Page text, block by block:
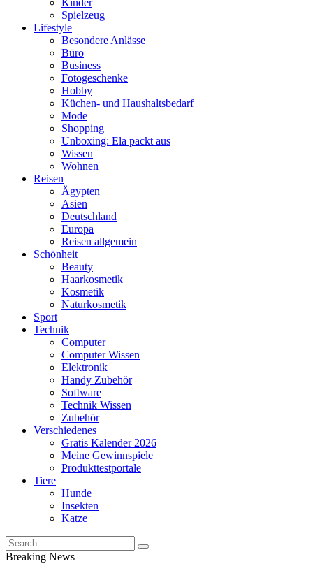
Spielzeug
Lifestyle
Besondere Anlässe
Büro
Business
Fotogeschenke
Hobby
Küchen- und Haushaltsbedarf
Mode
Shopping
Unboxing: Ela packt aus
Wissen
Wohnen
Reisen
Ägypten
Asien
Deutschland
Europa
Reisen allgemein
Schönheit
Beauty
Haarkosmetik
Kosmetik
Naturkosmetik
Sport
Technik
Computer
Computer Wissen
Elektronik
Handy Zubehör
Software
Technik Wissen
Zubehör
Verschiedenes
Gratis Kalender 2026
Meine Gewinnspiele
Produkttestportale
Tiere
Hunde
Insekten
Katze
Breaking News